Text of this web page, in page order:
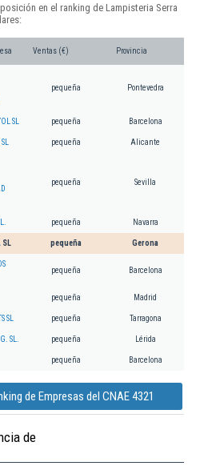
en el ranking de Lampisteria Serra
Ventas (€) Provincia
pequeña Pontevedra
SL pequeña Barcelona
pequeña Alicante
pequeña Sevilla
pequeña Navarra
SL pequeña Gerona
pequeña Barcelona
pequeña Madrid
SL pequeña Tarragona
SL. pequeña Lérida
pequeña Barcelona
de Empresas del CNAE 4321
de